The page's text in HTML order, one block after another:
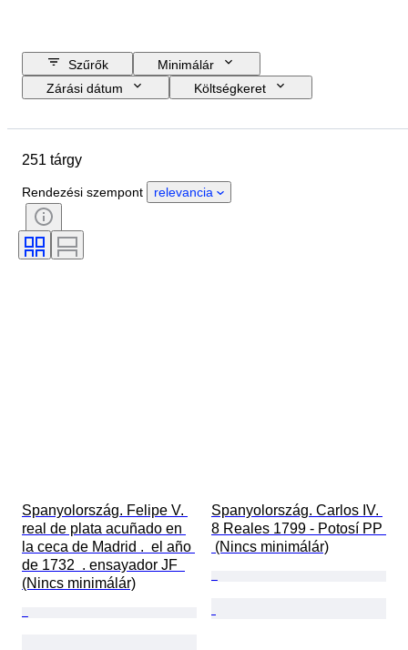
Szűrők
Minimálár
Zárási dátum
Költségkeret
Állapot
Pénznem
Uralkodó/korszak
Érme típusa
Művész
251 tárgy
Rendezési szempont relevancia
Spanyolország. Felipe V.
real de plata acuñado en
la ceca de Madrid .  el año
de 1732  . ensayador JF
(Nincs minimálár)
Spanyolország. Carlos IV.
8 Reales 1799 - Potosí PP
(Nincs minimálár)